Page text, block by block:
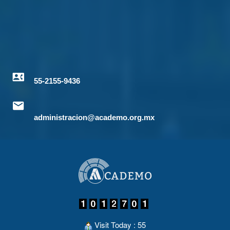
55-2155-9436
administracion@academo.org.mx
Visit Today : 55